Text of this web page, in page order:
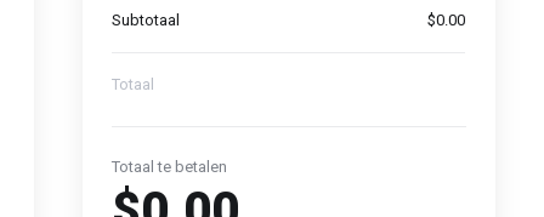
Subtotaal $0.00
Totaal
Totaal te betalen